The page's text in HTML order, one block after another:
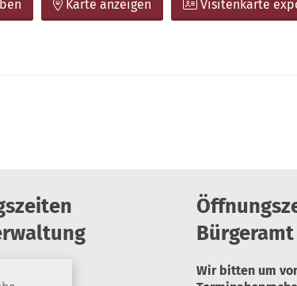
Karte anzeigen Visitenkarte
Bürgeramt
Wir bitten um